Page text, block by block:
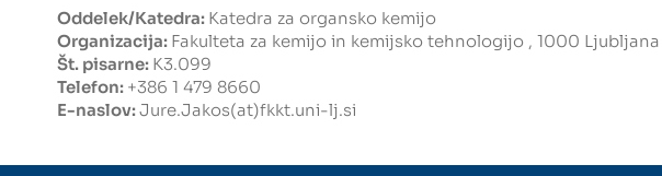
Oddelek/Katedra: Katedra za organsko kemijo
Organizacija: Fakulteta za kemijo in kemijsko tehnologijo , 1000 Ljubljana
Št. pisarne: K3.099
Telefon: +386 1 479 8660
E-naslov:Jure.Jakos(at)fkkt.uni-lj.si